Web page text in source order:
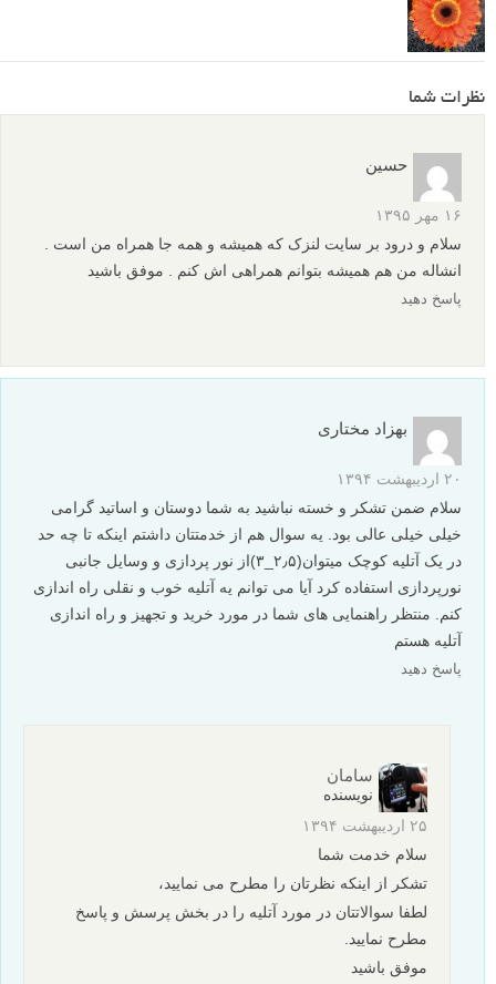
نظرات شما
حسین
۱۶ مهر ۱۳۹۵
سلام و درود بر سایت لنزک که همیشه و همه جا همراه من است .
انشاله من هم همیشه بتوانم همراهی اش کنم . موفق باشید
پاسخ دهید
بهزاد مختاری
۲۰ اردیبهشت ۱۳۹۴
سلام ضمن تشکر و خسته نباشید به شما دوستان و اساتید گرامی
خیلی خیلی عالی بود. یه سوال هم از خدمتتان داشتم اینکه تا چه حد
در یک آتلیه کوچک میتوان(۲٫۵_۳)از نور پردازی و وسایل جانبی
نورپردازی استفاده کرد آیا می توانم یه آتلیه خوب و نقلی راه اندازی
کنم. منتظر راهنمایی های شما در مورد خرید و تجهیز و راه اندازی
آتلیه هستم
پاسخ دهید
سامان
نویسنده
۲۵ اردیبهشت ۱۳۹۴
سلام خدمت شما
تشکر از اینکه نظرتان را مطرح می نمایید،
لطفا سوالاتتان در مورد آتلیه را در بخش پرسش و پاسخ
مطرح نمایید.
موفق باشید